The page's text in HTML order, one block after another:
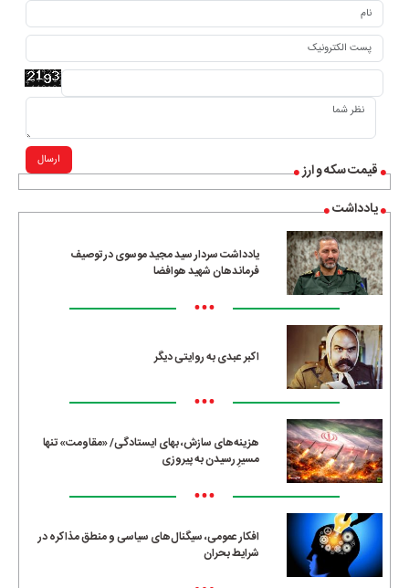
قیمت سکه و ارز
یادداشت
یادداشت سردار سید مجید موسوی در توصیف
فرماندهان شهید هوافضا
•••
اکبر عبدی به روایتی دیگر
•••
هزینه‌های سازش، بهای ایستادگی/ «مقاومت» تنها
مسیرِ رسیدن به پیروزی
•••
افکار عمومی، سیگنال‌های سیاسی و منطق مذاکره در
شرایط بحران
ارسال